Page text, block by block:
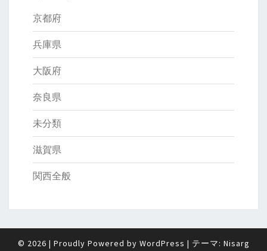
京都府
兵庫県
大阪府
奈良県
未分類
滋賀県
関西全般
© 2026 | Proudly Powered by WordPress | テーマ: Nisarg